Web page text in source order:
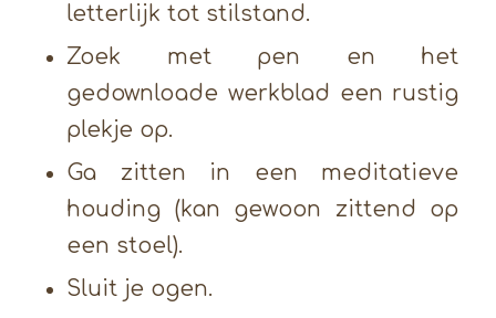
letterlijk tot stilstand.
Zoek met pen en het
gedownloade werkblad een rustig
plekje op.
Ga zitten in een meditatieve
houding (kan gewoon zittend op
een stoel).
Sluit je ogen.